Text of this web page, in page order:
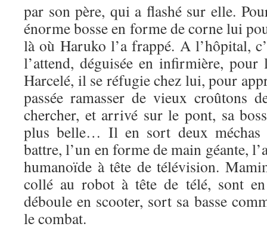
par son père, qui a flashé sur elle.
énorme bosse en forme de corne lui
là où Haruko l’a frappé. A l’hôpital,
l’attend, déguisée en infirmière,
Harcelé, il se réfugie chez lui, pour
passée ramasser de vieux croûtons
chercher, et arrivé sur le pont, sa
plus belle… Il en sort deux méchas
battre, l’un en forme de main géante,
humanoïde à tête de télévision.
collé au robot à tête de télé, sont
déboule en scooter, sort sa basse
le combat.